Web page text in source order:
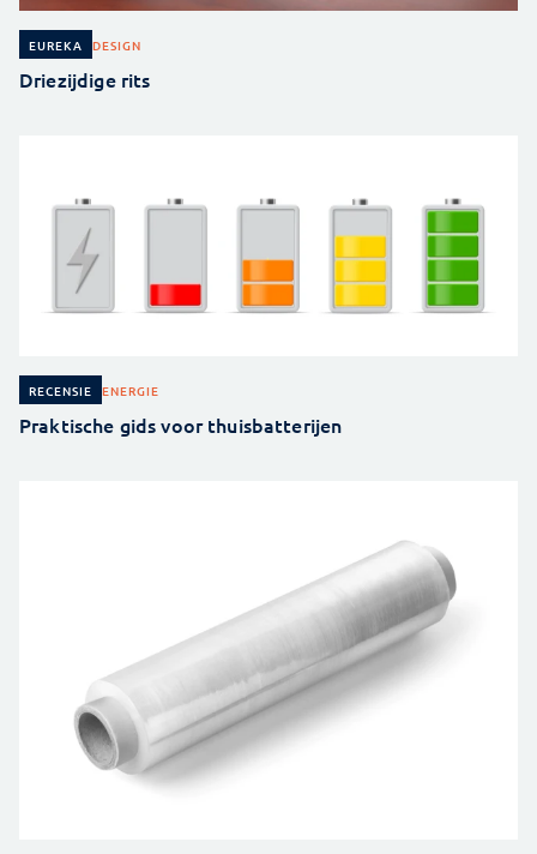
EUREKA DESIGN
Driezijdige rits
RECENSIE ENERGIE
Praktische gids voor thuisbatterijen